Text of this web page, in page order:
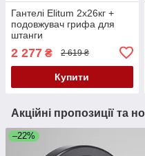
Гантелі Elitum 2х26кг +
подовжувач грифа для
штанги
2 277 ₴ 2 619 ₴
Купити
Акційні пропозиції та
–22%